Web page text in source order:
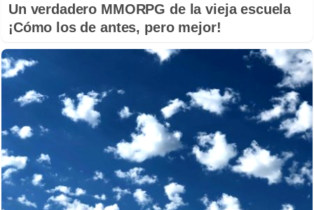
Un verdadero MMORPG de la vieja escuela
¡Cómo los de antes, pero mejor!